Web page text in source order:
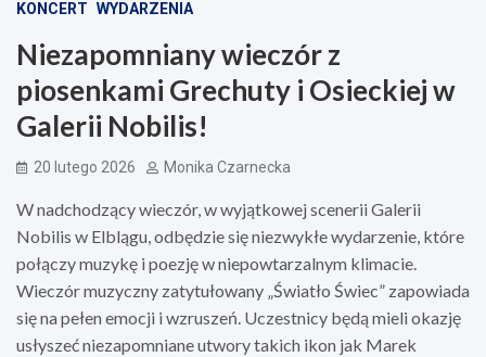
KONCERT WYDARZENIA
Niezapomniany wieczór z
piosenkami Grechuty i Osieckiej w
Galerii Nobilis!
20 lutego 2026 Monika Czarnecka
W nadchodzący wieczór, w wyjątkowej scenerii Galerii
Nobilis w Elblągu, odbędzie się niezwykłe wydarzenie, które
połączy muzykę i poezję w niepowtarzalnym klimacie.
Wieczór muzyczny zatytułowany „Światło Świec” zapowiada
się na pełen emocji i wzruszeń. Uczestnicy będą mieli okazję
usłyszeć niezapomniane utwory takich ikon jak Marek